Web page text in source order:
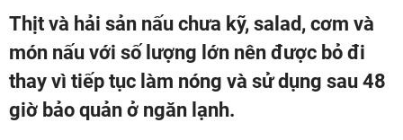
Thịt và hải sản nấu chưa kỹ, salad, cơm và
món nấu với số lượng lớn nên được bỏ đi
thay vì tiếp tục làm nóng và sử dụng sau 48
giờ bảo quản ở ngăn lạnh.